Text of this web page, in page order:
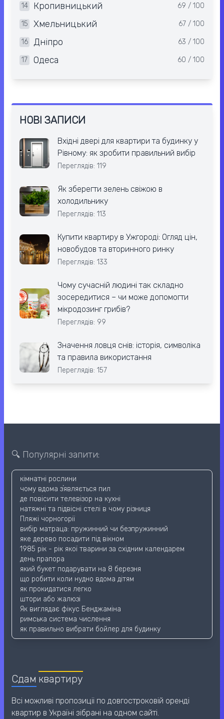
14 Кропивницький 69 / 100
15 Хмельницький 67 / 100
16 Дніпро 63 / 100
17 Одеса 60 / 100
НОВІ ЗАПИСИ
Вхідні двері для квартири та будинку у
Рівному: як зробити правильний вибір
Переглядів: 119
Як зберегти зелень свіжою в
холодильнику
Переглядів: 113
Купити квартиру в Ужгороді: Огляд цін,
новобудов та вторинного ринку
Переглядів: 133
Чому сучасній людині так складно
зосередитися – чи може допомогти
мікродозинг грибів?
Переглядів: 99
Значення ловця снів: історія, символіка
та правила використання
Переглядів: 157
🔍 Популярні запити:
кімнатні рослини
чому вдома зʼявляється пил
де повісити телевізор на кухні
натяжні та підвісні стелі в чому різниця
Пляжі чорногорії
вибір матраца: пружинний чи безпружинний
яке дерево посадити під вікном
1985 рік - рік якої тварини за східним календарем
день прапора
який букет подарувати на 8 березня
що робити коли нудно вдома дітям
як прокидатися легко
штори або жалюзі
Як виглядає фікус Бенджаміна
римська система числення
як правильно вибрати бойлер для будинку
Сдам квартиру
Всі можливі пропозиціі по довгостроковій оренді
квартир в Україні зібрані на одном сайті.